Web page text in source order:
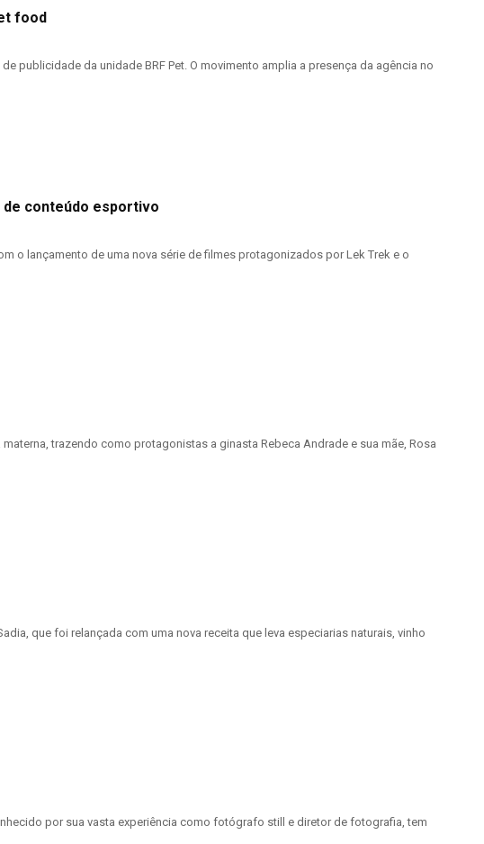
food
publicidade da unidade BRF Pet. O movimento amplia a presença da agência no
conteúdo esportivo
o lançamento de uma nova série de filmes protagonizados por Lek Trek e o
trazendo como protagonistas a ginasta Rebeca Andrade e sua mãe, Rosa
que foi relançada com uma nova receita que leva especiarias naturais, vinho
por sua vasta experiência como fotógrafo still e diretor de fotografia, tem